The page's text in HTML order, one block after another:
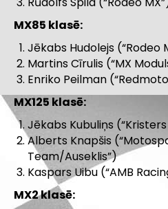
MX85 klasē:
Jēkabs Hudolejs (“Rodeo
Martins Cīrulis (“MX
Enriko Peilman
MX125 klasē:
Jēkabs Kubuliņs
Alberts Knapšis
Team/Auseklis”)
Kaspars Uibu (“AMB
MX2 klasē: